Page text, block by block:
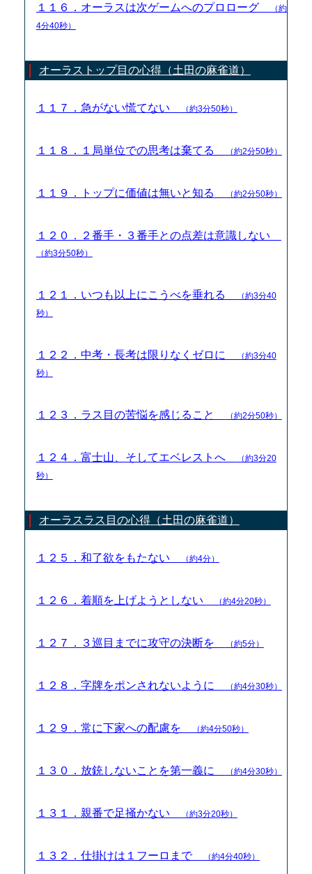
１１６．オーラスは次ゲームへのプロローグ
（約
4分40秒）
オーラストップ目の心得（土田の麻雀道）
１１７．急がない慌てない （約3分50秒）
１１８．１局単位での思考は棄てる （約2分50秒）
１１９．トップに価値は無いと知る （約2分50秒）
１２０．２番手・３番手との点差は意識しない
（約3分50秒）
１２１．いつも以上にこうべを垂れる
（約3分40
秒）
１２２．中考・長考は限りなくゼロに
（約3分40
秒）
１２３．ラス目の苦悩を感じること （約2分50秒）
１２４．富士山、そしてエベレストへ
（約3分20
秒）
オーラスラス目の心得（土田の麻雀道）
１２５．和了欲をもたない （約4分）
１２６．着順を上げようとしない （約4分20秒）
１２７．３巡目までに攻守の決断を （約5分）
１２８．字牌をポンされないように （約4分30秒）
１２９．常に下家への配慮を （約4分50秒）
１３０．放銃しないことを第一義に （約4分30秒）
１３１．親番で足掻かない （約3分20秒）
１３２．仕掛けは１フーロまで （約4分40秒）